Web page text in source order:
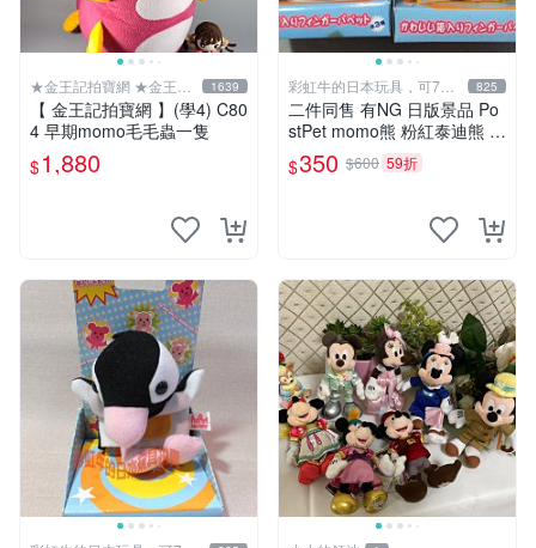
★金王記拍寶網 ★金王記
拍寶趣
1639
【 金王記拍寶網 】(學4) C80
4 早期momo毛毛蟲一隻
$1,880
彩虹牛的日本玩具，可7取
付
825
二件同售 有NG 日版景品 Po
stPet momo熊 粉紅泰迪熊 妹
妹 comomo 企鵝 娃娃 布偶
手指頭 娃娃
$350 $600 59折